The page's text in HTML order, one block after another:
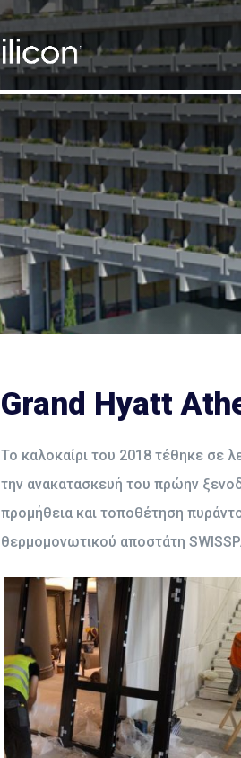
Grand Hyatt
Το καλοκαίρι του 2018 τέθηκε σε
την ανακατασκευή του πρώην
προμήθεια και τοποθέτηση
θερμομονωτικού αποστάτη